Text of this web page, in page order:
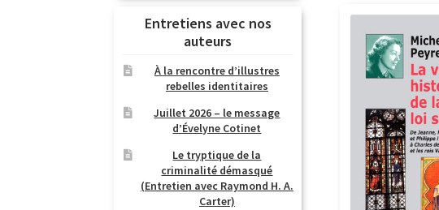
Entretiens avec nos
auteurs
À la rencontre d’illustres
rebelles identitaires
Juillet 2026 – le message
d’Évelyne Cotinet
Le tryptique de la
criminalité démasqué
(Entretien avec Raymond H. A.
Carter)